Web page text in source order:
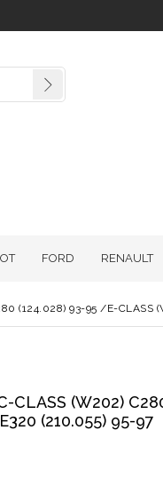
FORD RENAULT
(124.028) 93-95 /E-CLASS
CLASS (W202)
(210.055) 95-97